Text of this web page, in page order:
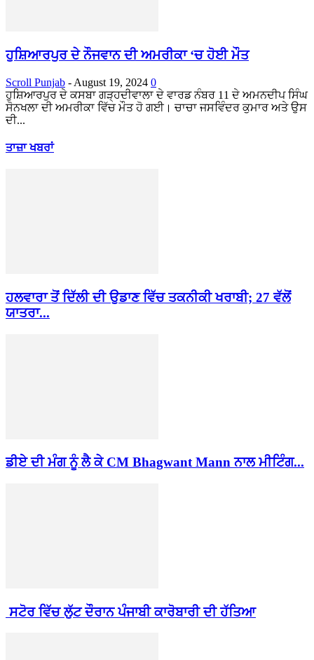
ਹੁਸ਼ਿਆਰਪੁਰ ਦੇ ਨੌਜਵਾਨ ਦੀ ਅਮਰੀਕਾ ‘ਚ ਹੋਈ ਮੌਤ
Scroll Punjab - August 19, 2024 0
ਹੁਸ਼ਿਆਰਪੁਰ ਦੇ ਕਸਬਾ ਗੜ੍ਹਦੀਵਾਲਾ ਦੇ ਵਾਰਡ ਨੰਬਰ 11 ਦੇ ਅਮਨਦੀਪ ਸਿੰਘ
ਸੋਨਖਲਾ ਦੀ ਅਮਰੀਕਾ ਵਿੱਚ ਮੌਤ ਹੋ ਗਈ। ਚਾਚਾ ਜਸਵਿੰਦਰ ਕੁਮਾਰ ਅਤੇ ਉਸ
ਦੀ...
ਤਾਜ਼ਾ ਖਬਰਾਂ
ਹਲਵਾਰਾ ਤੋਂ ਦਿੱਲੀ ਦੀ ਉਡਾਣ ਵਿੱਚ ਤਕਨੀਕੀ ਖਰਾਬੀ; 27 ਵੱਲੋਂ
ਯਾਤਰਾ...
ਡੀਏ ਦੀ ਮੰਗ ਨੂੰ ਲੈ ਕੇ CM Bhagwant Mann ਨਾਲ ਮੀਟਿੰਗ...
ਸਟੋਰ ਵਿੱਚ ਲੁੱਟ ਦੌਰਾਨ ਪੰਜਾਬੀ ਕਾਰੋਬਾਰੀ ਦੀ ਹੱਤਿਆ